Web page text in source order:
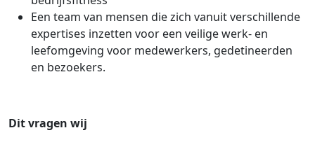
Een team van mensen die zich vanuit verschillende
expertises inzetten voor een veilige werk- en
leefomgeving voor medewerkers, gedetineerden
en bezoekers.
Dit vragen wij